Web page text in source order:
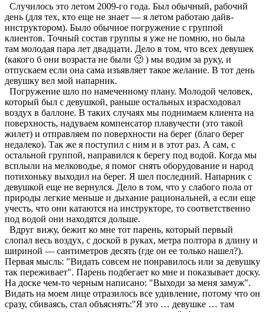
Случилось это летом 2009-го года. Был обычный, рабочий
день (для тех, кто еще не знает — я летом работаю дайв-
инструктором). Было обычное погружение с группой
клиентов. Точный состав группы я уже не помню, но была
там молодая пара лет двадцати. Дело в том, что всех девушек
(какого б они возраста не были 🙂 ) мы водим за руку, и
отпускаем если она сама изъявляет такое желание. В тот день
девушку вел мой напарник.
Погружение шло по намеченному плану. Молодой человек,
который был с девушкой, раньше остальных израсходовал
воздух в баллоне. В таких случаях мы поднимаем клиента на
поверхность, надуваем компенсатор плавучести (это такой
жилет) и отправляем по поверхности на берег (благо берег
недалеко). Так же я поступил с ним и в этот раз. А сам, с
остальной группой, направился к берегу под водой. Когда мы
всплыли на мелководье, я помог снять оборудование и народ
потихоньку выходил на берег. Я шел последний. Напарник с
девушкой еще не вернулся. Дело в том, что у слабого пола от
природы легкие меньше и дыхание рациональней, а если еще
учесть, что они катаются на инструкторе, то соответственно
под водой они находятся дольше.
Вдруг вижу, бежит ко мне тот парень, который первый
слопал весь воздух, с доской в руках, метра полтора в длину и
шириной — сантиметров десять (где он ее только нашел?).
Первая мысль: "Видать совсем не понравилось или за девушку
так переживает". Парень подбегает ко мне и показывает доску.
На доске чем-то черным написано: "Выходи за меня замуж".
Видать на моем лице отразилось все удивление, потому что он
сразу, сбиваясь, стал объяснять:"Я это … девушке … там